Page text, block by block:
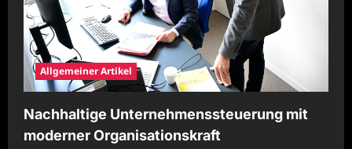
Allgemeiner Artikel
Nachhaltige Unternehmenssteuerung mit
moderner Organisationskraft